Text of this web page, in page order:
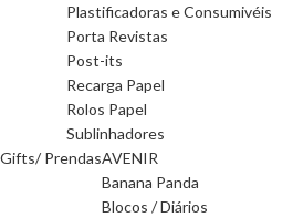
Plastificadoras e Consumivéis
Porta Revistas
Post-its
Recarga Papel
Rolos Papel
Sublinhadores
Gifts/ PrendasAVENIR
Banana Panda
Blocos / Diários